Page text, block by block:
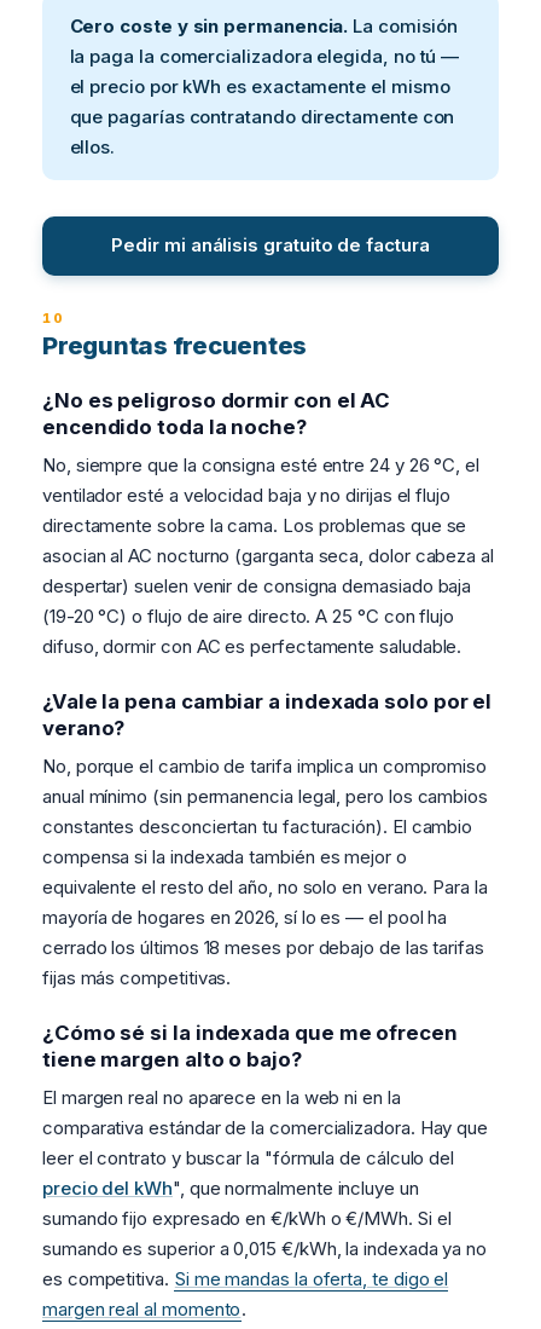
Cero coste y sin permanencia. La comisión
la paga la comercializadora elegida, no tú —
el precio por kWh es exactamente el mismo
que pagarías contratando directamente con
ellos.
Pedir mi análisis gratuito de factura
Preguntas frecuentes
¿No es peligroso dormir con el AC
encendido toda la noche?
No, siempre que la consigna esté entre 24 y 26 °C, el
ventilador esté a velocidad baja y no dirijas el flujo
directamente sobre la cama. Los problemas que se
asocian al AC nocturno (garganta seca, dolor cabeza al
despertar) suelen venir de consigna demasiado baja
(19-20 °C) o flujo de aire directo. A 25 °C con flujo
difuso, dormir con AC es perfectamente saludable.
¿Vale la pena cambiar a indexada solo por el
verano?
No, porque el cambio de tarifa implica un compromiso
anual mínimo (sin permanencia legal, pero los cambios
constantes desconciertan tu facturación). El cambio
compensa si la indexada también es mejor o
equivalente el resto del año, no solo en verano. Para la
mayoría de hogares en 2026, sí lo es — el pool ha
cerrado los últimos 18 meses por debajo de las tarifas
fijas más competitivas.
¿Cómo sé si la indexada que me ofrecen
tiene margen alto o bajo?
El margen real no aparece en la web ni en la
comparativa estándar de la comercializadora. Hay que
leer el contrato y buscar la "fórmula de cálculo del
precio del kWh", que normalmente incluye un
sumando fijo expresado en €/kWh o €/MWh. Si el
sumando es superior a 0,015 €/kWh, la indexada ya no
es competitiva. Si me mandas la oferta, te digo el
margen real al momento.